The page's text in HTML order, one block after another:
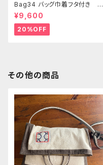
Bag34 バッグ巾着フタ付き 薄
いピンク系ベージュ シピボ族の
手刺繍シャーベットカラー
¥9,600
20%OFF
その他の商品